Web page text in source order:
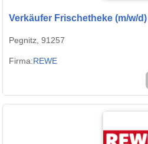
Verkäufer Frischetheke (m/w/d)
Pegnitz, 91257
Firma:REWE